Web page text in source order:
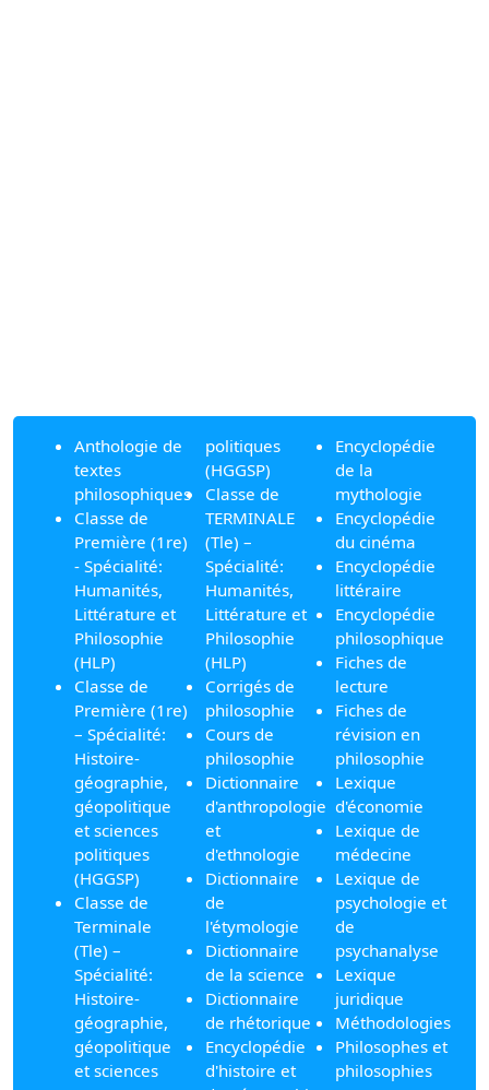
Anthologie de
textes
philosophiques
Classe de
Première (1re)
- Spécialité:
Humanités,
Littérature et
Philosophie
(HLP)
Classe de
Première (1re)
– Spécialité:
Histoire-
géographie,
géopolitique
et sciences
politiques
(HGGSP)
Classe de
Terminale
(Tle) –
Spécialité:
Histoire-
géographie,
géopolitique
et sciences
politiques
(HGGSP)
Classe de
TERMINALE
(Tle) –
Spécialité:
Humanités,
Littérature et
Philosophie
(HLP)
Corrigés de
philosophie
Cours de
philosophie
Dictionnaire
d'anthropologie
et
d'ethnologie
Dictionnaire
de
l'étymologie
Dictionnaire
de la science
Dictionnaire
de rhétorique
Encyclopédie
d'histoire et
Encyclopédie
de la
mythologie
Encyclopédie
du cinéma
Encyclopédie
littéraire
Encyclopédie
philosophique
Fiches de
lecture
Fiches de
révision en
philosophie
Lexique
d'économie
Lexique de
médecine
Lexique de
psychologie et
de
psychanalyse
Lexique
juridique
Méthodologies
Philosophes et
philosophies